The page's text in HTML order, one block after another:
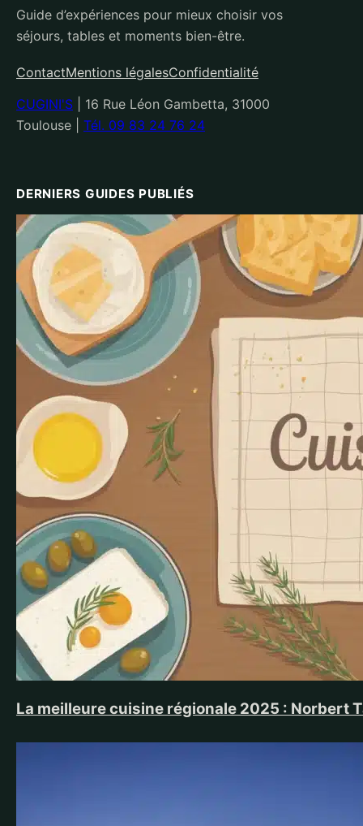
Guide d’expériences pour mieux choisir vos
séjours, tables et moments bien-être.
ContactMentions légalesConfidentialité
CUGINI'S
16 Rue Léon Gambetta, 31000
Toulouse
Tél. 09 83 24 76 24
DERNIERS GUIDES PUBLIÉS
La meilleure cuisine régionale 2025 : Norbert